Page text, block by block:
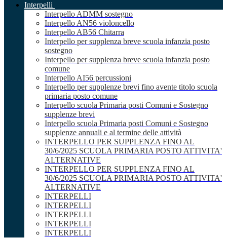
Interpelli
Interpello ADMM sostegno
Interpello AN56 violoncello
Interpello AB56 Chitarra
Interpello per supplenza breve scuola infanzia posto
sostegno
Interpello per supplenza breve scuola infanzia posto
comune
Interpello AI56 percussioni
Interpello per supplenze brevi fino avente titolo scuola
primaria posto comune
Interpello scuola Primaria posti Comuni e Sostegno
supplenze brevi
Interpello scuola Primaria posti Comuni e Sostegno
supplenze annuali e al termine delle attività
INTERPELLO PER SUPPLENZA FINO AL
30/6/2025 SCUOLA PRIMARIA POSTO ATTIVITA'
ALTERNATIVE
INTERPELLO PER SUPPLENZA FINO AL
30/6/2025 SCUOLA PRIMARIA POSTO ATTIVITA'
ALTERNATIVE
INTERPELLI
INTERPELLI
INTERPELLI
INTERPELLI
INTERPELLI